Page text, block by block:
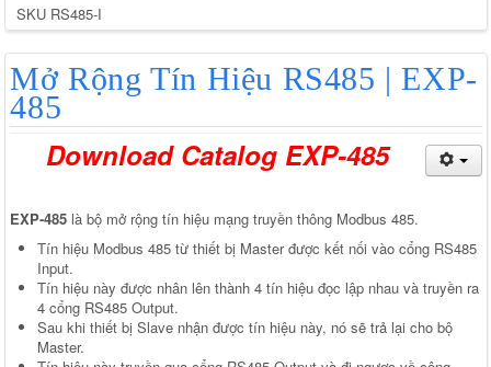
SKU RS485-I
Mở Rộng Tín Hiệu RS485 | EXP-
485
Download Catalog EXP-485
EXP-485 là bộ mở rộng tín hiệu mạng truyền thông Modbus 485.
Tín hiệu Modbus 485 từ thiết bị Master được kết nối vào cổng RS485
Input.
Tín hiệu này được nhân lên thành 4 tín hiệu đọc lập nhau và truyền ra
4 cổng RS485 Output.
Sau khi thiết bị Slave nhận được tín hiệu này, nó sẽ trả lại cho bộ
Master.